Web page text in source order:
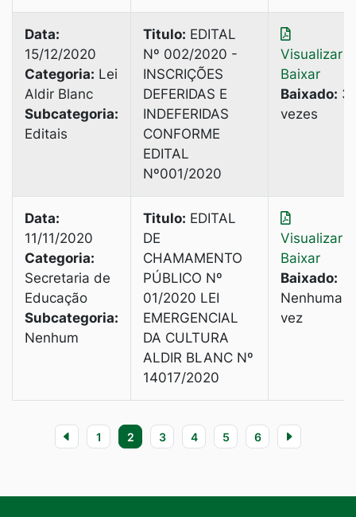
Data:
15/12/2020
Categoria: Lei
Aldir Blanc
Subcategoria:
Editais
Titulo: EDITAL
Nº 002/2020 -
INSCRIÇÕES
DEFERIDAS E
INDEFERIDAS
CONFORME
EDITAL
Nº001/2020
Visualizar
Baixar
Baixado: 3
vezes
Data:
11/11/2020
Categoria:
Secretaria de
Educação
Subcategoria:
Nenhum
Titulo: EDITAL
DE
CHAMAMENTO
PÚBLICO Nº
01/2020 LEI
EMERGENCIAL
DA CULTURA
ALDIR BLANC Nº
14017/2020
Visualizar
Baixar
Baixado:
Nenhuma
vez
1 2 3 4 5 6